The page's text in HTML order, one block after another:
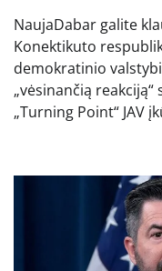
NaujaDabar galite
Konektikuto
demokratinio
„vėsinančią
„Turning Point“ JAV